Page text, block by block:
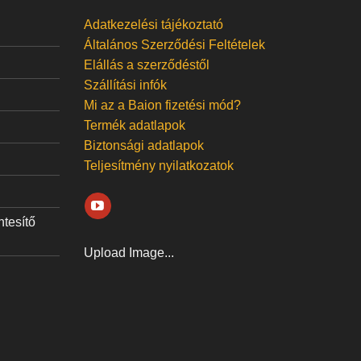
Adatkezelési tájékoztató
Általános Szerződési Feltételek
Elállás a szerződéstől
Szállítási infók
Mi az a Baion fizetési mód?
Termék adatlapok
Biztonsági adatlapok
Teljesítmény nyilatkozatok
Upload Image...